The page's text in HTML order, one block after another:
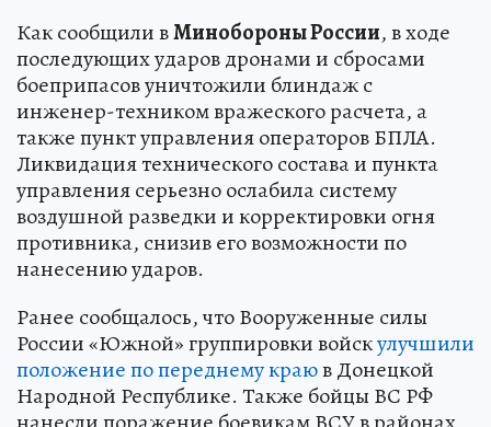
Как сообщили вМинобороны России, в ходе
последующих ударов дронами и сбросами
боеприпасов уничтожили блиндаж с
инженер-техником вражеского расчета, а
также пункт управления операторов БПЛА.
Ликвидация технического состава и пункта
управления серьезно ослабила систему
воздушной разведки и корректировки огня
противника, снизив его возможности по
нанесению ударов.
Ранее сообщалось, что Вооруженные силы
России «Южной» группировки войскулучшили
положение по переднему краюв Донецкой
Народной Республике. Также бойцы ВС РФ